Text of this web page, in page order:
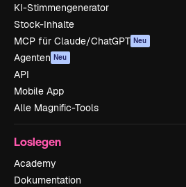
KI-Stimmengenerator
Stock-Inhalte
MCP für Claude/ChatGPT Neu
Agenten Neu
API
Mobile App
Alle Magnific-Tools
Loslegen
Academy
Dokumentation